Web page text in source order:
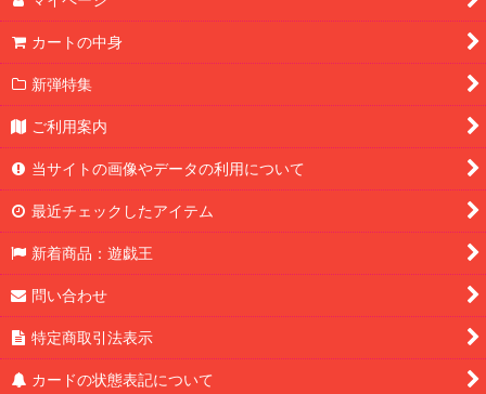
カートの中身
新弾特集
ご利用案内
当サイトの画像やデータの利用について
最近チェックしたアイテム
新着商品：遊戯王
問い合わせ
特定商取引法表示
カードの状態表記について